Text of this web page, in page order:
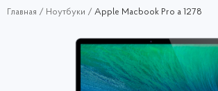
Главная / Ноутбуки / Apple Macbook Pro a 1278